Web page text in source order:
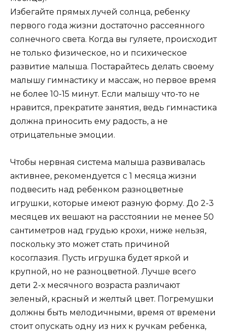
Избегайте прямых лучей солнца, ребенку
первого года жизни достаточно рассеянного
солнечного света. Когда вы гуляете, происходит
не только физическое, но и психическое
развитие малыша. Постарайтесь делать своему
малышу гимнастику и массаж, но первое время
не более 10-15 минут. Если малышу что-то не
нравится, прекратите занятия, ведь гимнастика
должна приносить ему радость, а не
отрицательные эмоции.
Чтобы нервная система малыша развивалась
активнее, рекомендуется с 1 месяца жизни
подвесить над ребенком разноцветные
игрушки, которые имеют разную форму. До 2-3
месяцев их вешают на расстоянии не менее 50
сантиметров над грудью крохи, ниже нельзя,
поскольку это может стать причиной
косоглазия. Пусть игрушка будет яркой и
крупной, но не разноцветной. Лучше всего
дети 2-х месячного возраста различают
зеленый, красный и желтый цвет. Погремушки
должны быть мелодичными, время от времени
стоит опускать одну из них к ручкам ребенка,